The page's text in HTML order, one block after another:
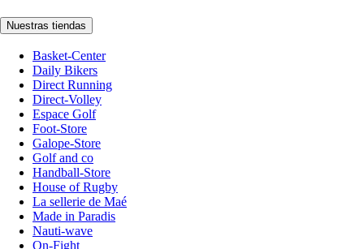
Nuestras tiendas
Basket-Center
Daily Bikers
Direct Running
Direct-Volley
Espace Golf
Foot-Store
Galope-Store
Golf and co
Handball-Store
House of Rugby
La sellerie de Maé
Made in Paradis
Nauti-wave
On-Fight